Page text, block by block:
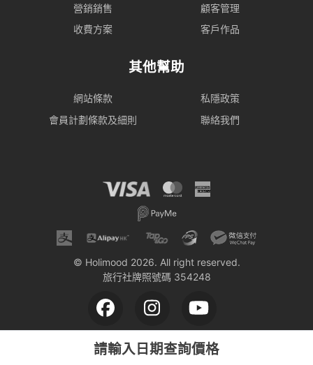
請輸入日期查詢價格
營銷銷售
顧客管理
收費方案
客戶作品
其他幫助
網站條款
私隱政策
會員計劃條款及細則
聯絡我們
© Holimood 2026. All right reserved.
旅行社牌照號碼 354248